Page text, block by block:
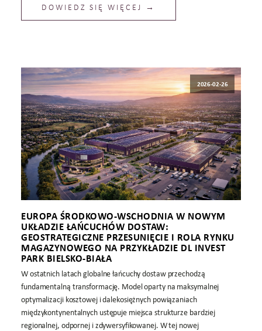
DOWIEDZ SIĘ WIĘCEJ →
2026-02-26
EUROPA ŚRODKOWO-WSCHODNIA W NOWYM
UKŁADZIE ŁAŃCUCHÓW DOSTAW:
GEOSTRATEGICZNE PRZESUNIĘCIE I ROLA RYNKU
MAGAZYNOWEGO NA PRZYKŁADZIE DL INVEST
PARK BIELSKO-BIAŁA
W ostatnich latach globalne łańcuchy dostaw przechodzą
fundamentalną transformację. Model oparty na maksymalnej
optymalizacji kosztowej i dalekosiężnych powiązaniach
międzykontynentalnych ustępuje miejsca strukturze bardziej
regionalnej, odpornej i zdywersyfikowanej. W tej nowej